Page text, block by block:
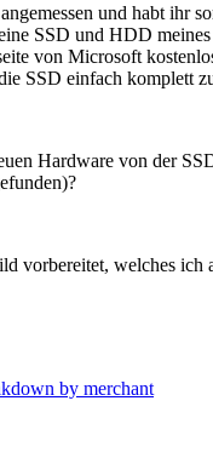
und habt ihr
SSD und HDD
von Microsoft
SSD einfach komplett
Hardware von der
vorbereitet, welches ich
by merchant